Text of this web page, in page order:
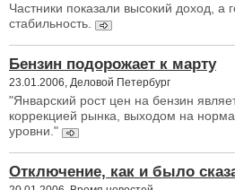
Частники показали высокий доход, а
стабильность.
Бензин подорожает к марту
23.01.2006, Деловой Петербург
"Январский рост цен на бензин
коррекцией рынка, выходом на
уровни."
Отключение, как и было